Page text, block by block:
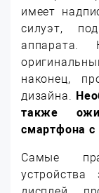
имеет
силуэт,
наконец,
дизайна.
также
смартфона с
Самые